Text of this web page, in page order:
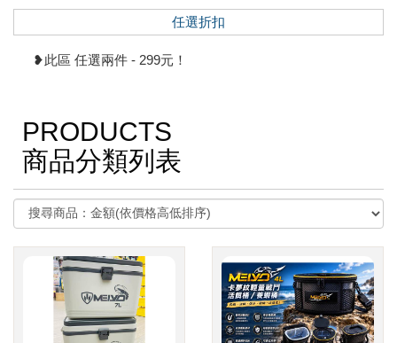
任選折扣
❥此區 任選兩件 - 299元！
PRODUCTS
商品分類列表